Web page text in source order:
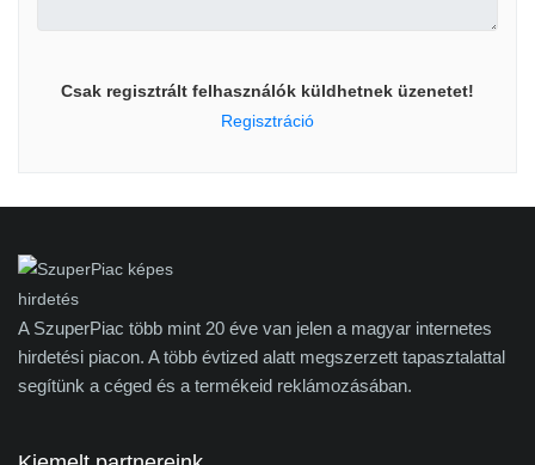
Csak regisztrált felhasználók küldhetnek üzenetet!
Regisztráció
A SzuperPiac több mint 20 éve van jelen a magyar internetes
hirdetési piacon. A több évtized alatt megszerzett tapasztalattal
segítünk a céged és a termékeid reklámozásában.